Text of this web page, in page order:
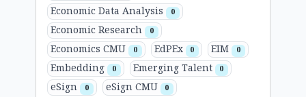
Economic Data Analysis 0
Economic Research 0
Economics CMU 0 EdPEx 0 EIM 0
Embedding 0 Emerging Talent 0
eSign 0 eSign CMU 0